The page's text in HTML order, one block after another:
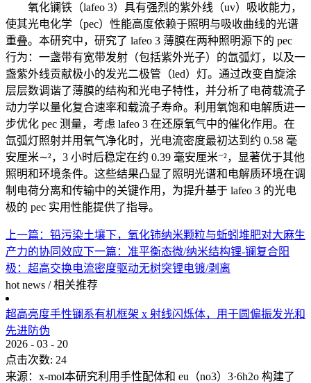
氧化镧铁（lafeo 3）具有强烈的紫外线（uv）吸收能力，
使其光电化学（pec）性能高度依赖于照明与吸收曲线的光谱
重叠。本研究中，研究了 lafeo 3 薄膜在两种照明源下的 pec
行为：一盏带有宽带发射（包括紫外光子）的氙弧灯，以及一
盏紫外线贡献极小的发光二极管（led）灯。通过改变自旋涂
层层数调谐了薄膜的结构和光电子特性，并分析了 电荷载流子
动力学以量化复合速率和载流子寿命。利用氧饱和电解质进一
步优化 pec 测量，考虑 lafeo 3 在还原氧气中的催化作用。在
氙弧灯照射并用氧气净化时，光电流密度最初达到约 0.58 毫
安厘米∼²，3 小时后稳定在约 0.39 毫安厘米⁻²，显著优于其他
照明和环境条件。这些结果凸显了照明光谱和电解质环境在调
制电荷分离和传输中的关键作用，为提升基于 lafeo 3 的光电
极的 pec 实用性能提供了指导。
上一篇： 铅污染土壤下，氧化铈纳米颗粒与蚯蚓堆肥对大麻生
产力的协同效应下一篇： 准平衡态微/纳米结构锂-镧复合阳
极：超高交换电流密度驱动无树突锂电镀/剥离
hot news / 相关推荐
超高亮度手性镧系有机框架 x 射线闪烁体，用于圆偏振发光和
先进防伪
2026 - 03 - 20
点击次数: 24
来源：x-mol本研究利用手性配体和 eu（no3）3·6h2o 构建了